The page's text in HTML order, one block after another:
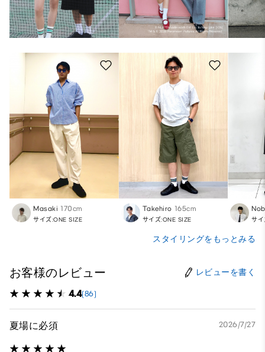
Masaki 170cm
サイズ:ONE SIZE
Takehiro 165cm
サイズ:ONE SIZE サ
スタイリングをもっとみる
お客様のレビュー レビューを書く
4.4(86)
夏場に必須 2026/7/27